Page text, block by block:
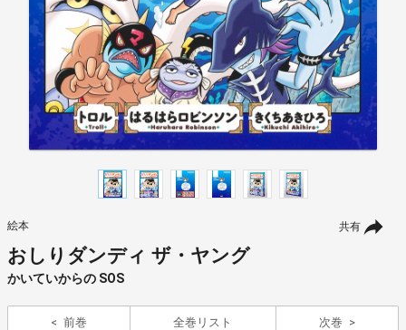
共有
絵本
おしりダンディ ザ・ヤング
かいていからの SOS
前巻 全巻リスト 次巻